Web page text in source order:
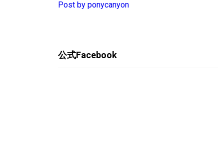
Post by ponycanyon
公式Facebook